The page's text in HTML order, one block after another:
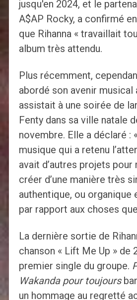
jusqu'en 2024, et le
A$AP Rocky, a confirmé
que Rihanna « travaillait
album très attendu.
Plus récemment,
abordé son avenir musical
assistait à une soirée de
Fenty dans sa ville natale
novembre. Elle a déclaré :
musique qui a retenu
avait d’autres projets pour
créer d’une manière très
authentique, ou organique
par rapport aux choses que
La dernière sortie de
chanson « Lift Me Up » de
premier single du groupe.
Wakanda pour toujours
un hommage au regretté